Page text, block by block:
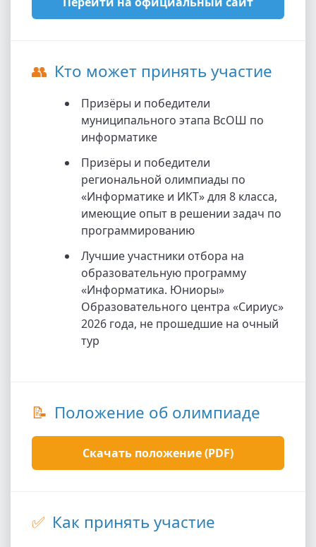
👥 Кто может принять участие
Призёры и победители
муниципального этапа ВсОШ по
информатике
Призёры и победители
региональной олимпиады по
«Информатике и ИКТ» для 8 класса,
имеющие опыт в решении задач по
программированию
Лучшие участники отбора на
образовательную программу
«Информатика. Юниоры»
Образовательного центра «Сириус»
2026 года, не прошедшие на очный
тур
📝 Положение об олимпиаде
Скачать положение (PDF)
✅ Как принять участие